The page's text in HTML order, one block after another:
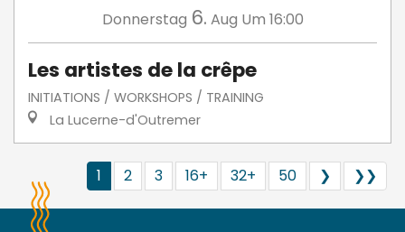
Donnerstag 6. Aug Um 16:00
Les artistes de la crêpe
INITIATIONS / WORKSHOPS / TRAINING
La Lucerne-d'Outremer
1 2 3 16+ 32+ 50 ❯ ❯❯